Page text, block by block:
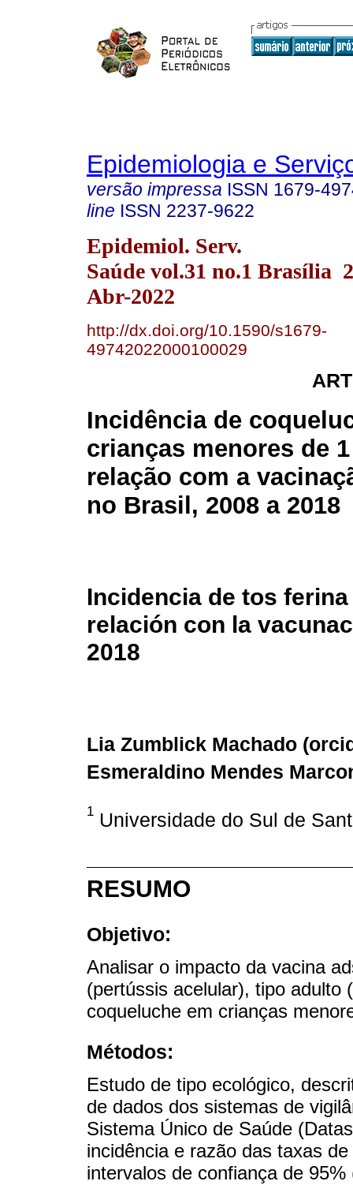
Epidemiologia e
versão impressa ISSN 1679-
line ISSN 2237-9622
Epidemiol. Serv.
Saúde vol.31 no.1 Brasília
Abr-2022
http://dx.doi.org/10.1590/s1679-
49742022000100029
Incidência de
crianças menores de
relação com a
no Brasil, 2008 a 2018
Incidencia de tos
relación con la
2018
Lia Zumblick Machado (
Esmeraldino Mendes
1 Universidade do Sul de
RESUMO
Objetivo:
Analisar o impacto da vacina
(pertússis acelular), tipo adulto
coqueluche em crianças
Métodos:
Estudo de tipo ecológico,
de dados dos sistemas de
Sistema Único de Saúde
incidência e razão das taxas
intervalos de confiança de 95%